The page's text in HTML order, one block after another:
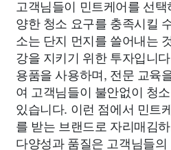
고객님들이 민트케어를 선
양한 청소 요구를 충족시킬
소는 단지 먼지를 쓸어내는
강을 지키기 위한 투자입니
용품을 사용하며, 전문 교육
여 고객님들이 불안없이 청
있습니다. 이런 점에서 민트
를 받는 브랜드로 자리매김
다양성과 품질은 고객님들